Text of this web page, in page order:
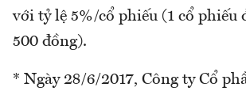
với tỷ lệ 5%/cổ phiếu (1 cổ phiếu
500 đồng).
* Ngày 28/6/2017, Công ty Cổ